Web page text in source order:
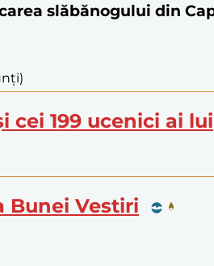
slăbănogului din
cei 199 ucenici ai lui
Bunei Vestiri